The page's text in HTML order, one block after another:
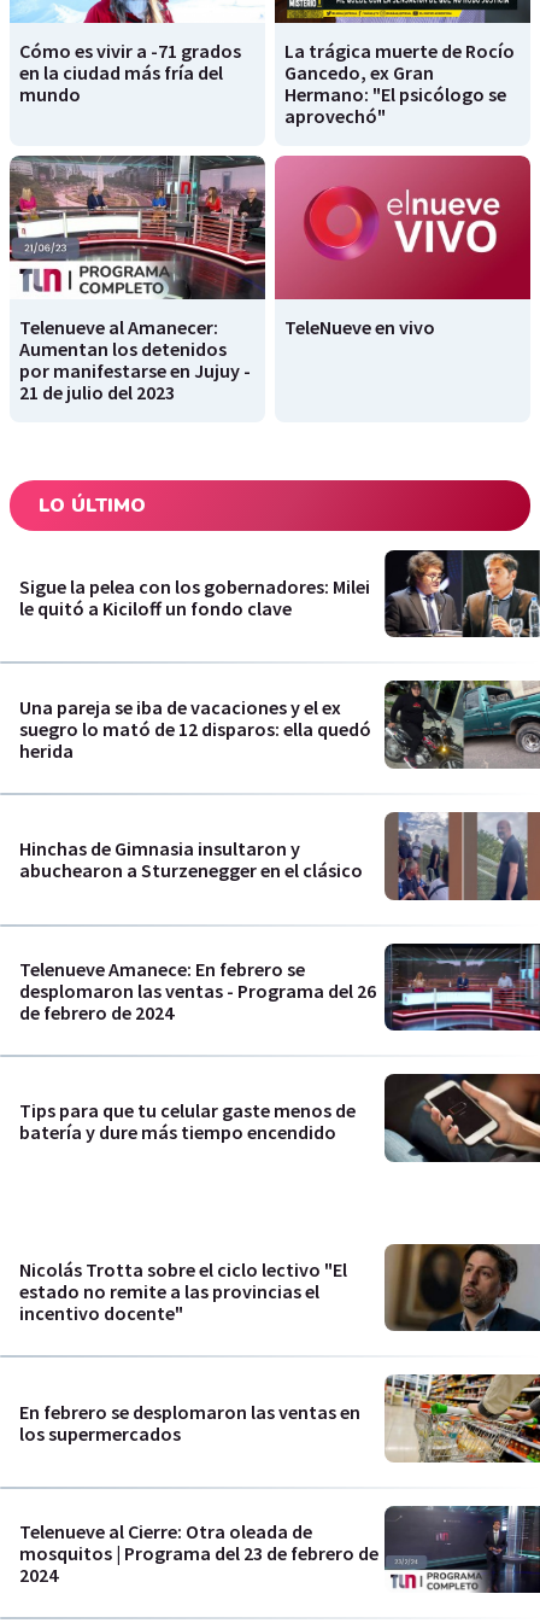
Cómo es vivir a -71 grados
en la ciudad más fría del
mundo
La trágica muerte de Rocío
Gancedo, ex Gran
Hermano: "El psicólogo se
aprovechó"
Telenueve al Amanecer:
Aumentan los detenidos
por manifestarse en Jujuy -
21 de julio del 2023
TeleNueve en vivo
LO ÚLTIMO
Sigue la pelea con los gobernadores: Milei
le quitó a Kiciloff un fondo clave
Una pareja se iba de vacaciones y el ex
suegro lo mató de 12 disparos: ella quedó
herida
Hinchas de Gimnasia insultaron y
abuchearon a Sturzenegger en el clásico
Telenueve Amanece: En febrero se
desplomaron las ventas - Programa del 26
de febrero de 2024
Tips para que tu celular gaste menos de
batería y dure más tiempo encendido
Nicolás Trotta sobre el ciclo lectivo "El
estado no remite a las provincias el
incentivo docente"
En febrero se desplomaron las ventas en
los supermercados
Telenueve al Cierre: Otra oleada de
mosquitos | Programa del 23 de febrero de
2024